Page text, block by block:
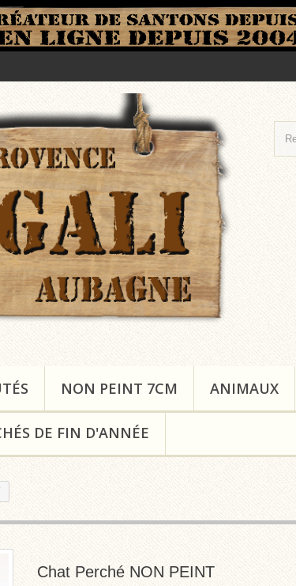
NON PEINT 7CM ANIMAUX
DE FIN D'ANNÉE
Chat Perché NON PEINT